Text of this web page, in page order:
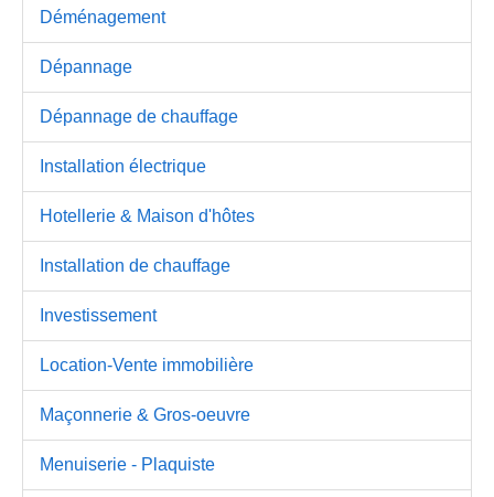
Déménagement
Dépannage
Dépannage de chauffage
Installation électrique
Hotellerie & Maison d'hôtes
Installation de chauffage
Investissement
Location-Vente immobilière
Maçonnerie & Gros-oeuvre
Menuiserie - Plaquiste